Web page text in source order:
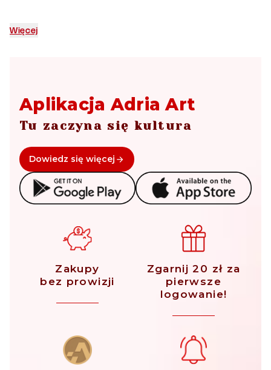
Więcej
Aplikacja Adria Art
Tu zaczyna się kultura
Dowiedz się więcej
Zakupy
bez prowizji
Zgarnij 20 zł za
pierwsze
logowanie!